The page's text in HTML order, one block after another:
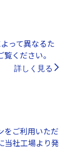
って異なるた
ください。
詳しく見る
をご利用いただ
当社工場より発